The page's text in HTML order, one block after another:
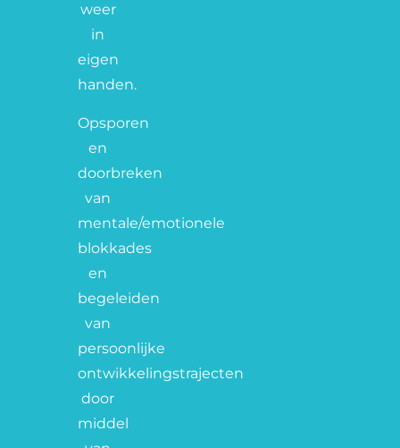
weer
in
eigen
handen.
Opsporen
en
doorbreken
van
mentale/emotionele
blokkades
en
begeleiden
van
persoonlijke
ontwikkelingstrajecten
door
middel